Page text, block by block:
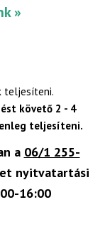
»
teljesíteni.
követő 2 - 4
teljesíteni.
a 06/1 255-
nyitvatartási
16:00